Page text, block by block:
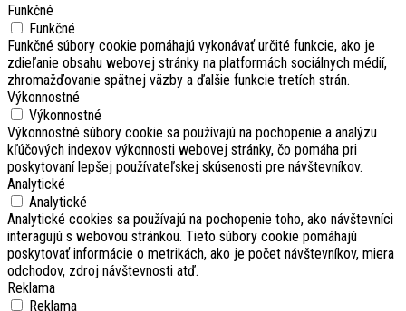
Funkčné
Funkčné
Funkčné súbory cookie pomáhajú vykonávať určité funkcie, ako je
zdieľanie obsahu webovej stránky na platformách sociálnych médií,
zhromažďovanie spätnej väzby a ďalšie funkcie tretích strán.
Výkonnostné
Výkonnostné
Výkonnostné súbory cookie sa používajú na pochopenie a analýzu
kľúčových indexov výkonnosti webovej stránky, čo pomáha pri
poskytovaní lepšej používateľskej skúsenosti pre návštevníkov.
Analytické
Analytické
Analytické cookies sa používajú na pochopenie toho, ako návštevníci
interagujú s webovou stránkou. Tieto súbory cookie pomáhajú
poskytovať informácie o metrikách, ako je počet návštevníkov, miera
odchodov, zdroj návštevnosti atď.
Reklama
Reklama